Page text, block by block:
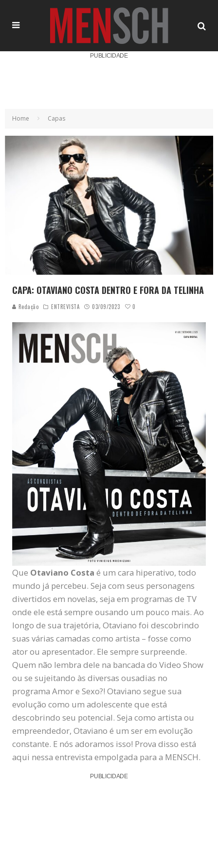
PUBLICIDADE
Home Capas
CAPA: OTAVIANO COSTA DENTRO E FORA DA TELINHA
Redação ENTREVISTA 03/09/2023 0
Que Otaviano Costa é um cara hiperativo, todo
mundo já percebeu. Seja com seus personagens
divertidos em novelas, seja em programas de TV
onde ele está sempre ousando um pouco mais. Ao
longo de sua trajetória, Otaviano foi descobrindo
suas várias camadas como artista – fosse como
ator ou apresentador. Ele sempre surpreende.
Quem não lembra dele na bancada do Video Show
ou se sujeitando às diversas ousadias no
programa Amor e Sexo?! Otaviano segue sua
evolução como um adolescente que está
descobrindo seu potencial. Seja como artista ou
empreendedor, Otaviano é um ser em evolução
constante. E nós adoramos isso! Prova disso está
aqui nessa entrevista empolgada para a MENSCH.
PUBLICIDADE